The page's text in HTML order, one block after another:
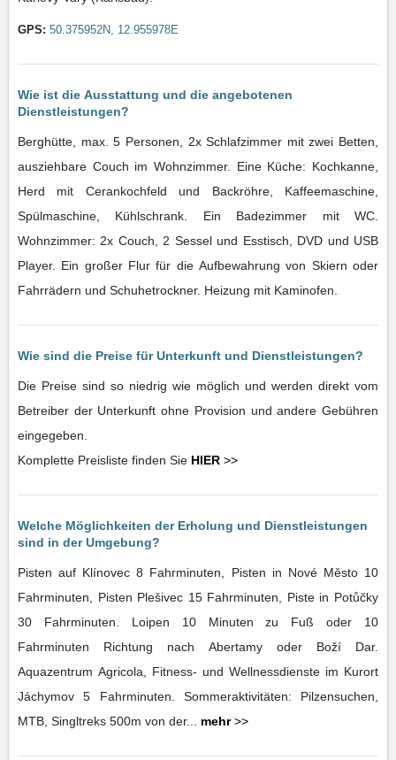
GPS: 50.375952N, 12.955978E
Wie ist die Ausstattung und die angebotenen
Dienstleistungen?
Berghütte, max. 5 Personen, 2x Schlafzimmer mit zwei Betten,
ausziehbare Couch im Wohnzimmer. Eine Küche: Kochkanne,
Herd mit Cerankochfeld und Backröhre, Kaffeemaschine,
Spülmaschine, Kühlschrank. Ein Badezimmer mit WC.
Wohnzimmer: 2x Couch, 2 Sessel und Esstisch, DVD und USB
Player. Ein großer Flur für die Aufbewahrung von Skiern oder
Fahrrädern und Schuhetrockner. Heizung mit Kaminofen.
Wie sind die Preise für Unterkunft und Dienstleistungen?
Die Preise sind so niedrig wie möglich und werden direkt vom
Betreiber der Unterkunft ohne Provision und andere Gebühren
eingegeben.
Komplette Preisliste finden Sie HIER >>
Welche Möglichkeiten der Erholung und Dienstleistungen
sind in der Umgebung?
Pisten auf Klínovec 8 Fahrminuten, Pisten in Nové Město 10
Fahrminuten, Pisten Plešivec 15 Fahrminuten, Piste in Potůčky
30 Fahrminuten. Loipen 10 Minuten zu Fuß oder 10
Fahrminuten Richtung nach Abertamy oder Boží Dar.
Aquazentrum Agricola, Fitness- und Wellnessdienste im Kurort
Jáchymov 5 Fahrminuten. Sommeraktivitäten: Pilzensuchen,
MTB, Singltreks 500m von der... mehr>>